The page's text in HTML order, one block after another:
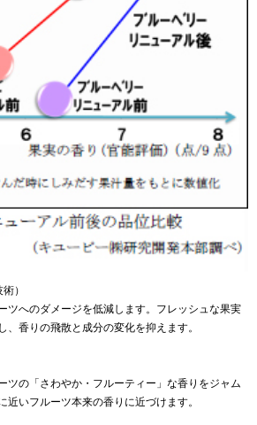
）
ツへのダメージを低減します。フレッシュな果実
、香りの飛散と成分の変化を抑えます。
ツの「さわやか・フルーティー」な香りをジャム
近いフルーツ本来の香りに近づけます。